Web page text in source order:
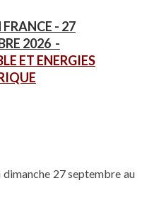
- 27
2026 -
ET ENERGIES
27 septembre au